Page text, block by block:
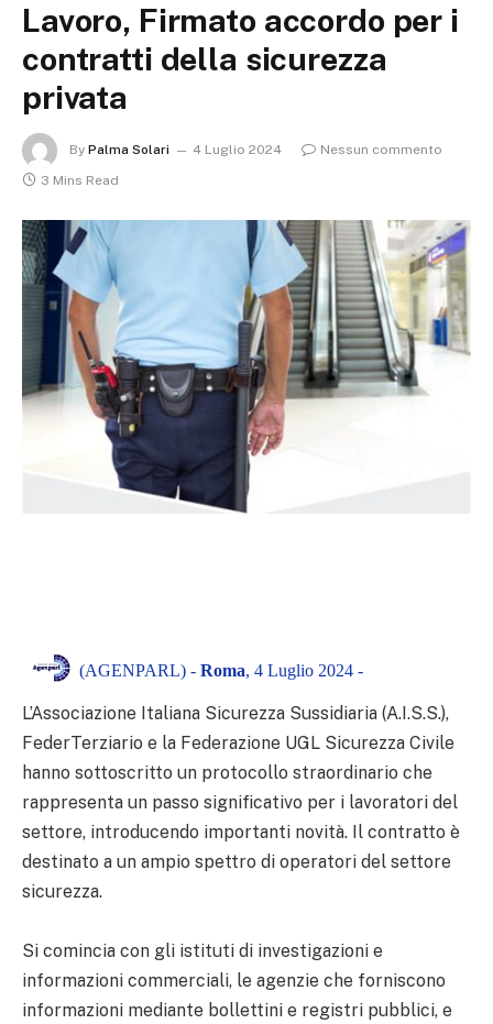
Lavoro, Firmato accordo per i
contratti della sicurezza
privata
By Palma Solari 4 Luglio 2024
Nessun commento
3 Mins Read
(AGENPARL) - Roma, 4 Luglio 2024 -
L’Associazione Italiana Sicurezza Sussidiaria (A.I.S.S.),
FederTerziario e la Federazione UGL Sicurezza Civile
hanno sottoscritto un protocollo straordinario che
rappresenta un passo significativo per i lavoratori del
settore, introducendo importanti novità. Il contratto è
destinato a un ampio spettro di operatori del settore
sicurezza.
Si comincia con gli istituti di investigazioni e
informazioni commerciali, le agenzie che forniscono
informazioni mediante bollettini e registri pubblici, e